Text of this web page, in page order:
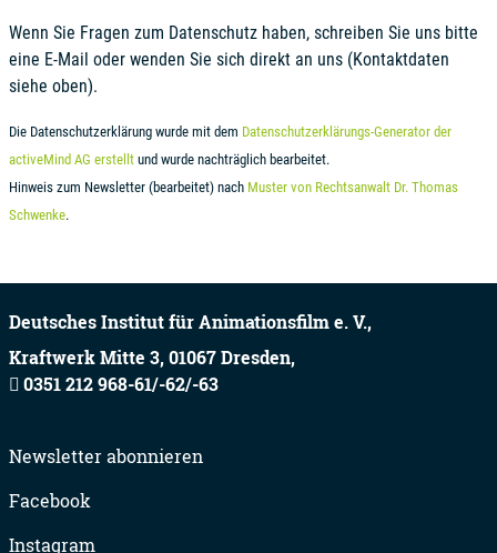
Wenn Sie Fragen zum Datenschutz haben, schreiben Sie uns bitte
eine E-Mail oder wenden Sie sich direkt an uns (Kontaktdaten
siehe oben).
Die Datenschutzerklärung wurde mit dem Datenschutzerklärungs-Generator der
activeMind AG erstellt und wurde nachträglich bearbeitet.
Hinweis zum Newsletter (bearbeitet) nach Muster von Rechtsanwalt Dr. Thomas
Schwenke.
Deutsches Institut für Animationsfilm e. V.,
Kraftwerk Mitte 3,01067Dresden,
0351 212 968-61/-62/-63
Newsletter abonnieren
Facebook
Instagram